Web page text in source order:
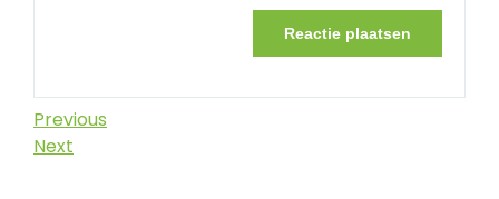
Berichtnavigatie
Previous
Post
Previous
Next
Next